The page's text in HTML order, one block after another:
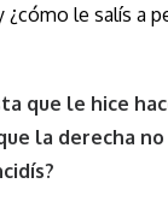
le salís a
que le hice
la derecha